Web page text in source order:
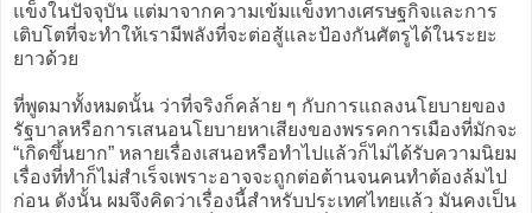
แข็งในปัจจุบัน แต่มาจากความเข้มแข็งทางเศรษฐกิจและการ
เติบโตที่จะทำให้เรามีพลังที่จะต่อสู้และป้องกันศัตรูได้ในระยะ
ยาวด้วย
ที่พูดมาทั้งหมดนั้น ว่าที่จริงก็คล้าย ๆ กับการแถลงนโยบายของ
รัฐบาลหรือการเสนอนโยบายหาเสียงของพรรคการเมืองที่มักจะ
“เกิดขึ้นยาก” หลายเรื่องเสนอหรือทำไปแล้วก็ไม่ได้รับความนิยม
เรื่องที่ทำก็ไม่สำเร็จเพราะอาจจะถูกต่อต้านจนคนทำต้องล้มไป
ก่อน ดังนั้น ผมจึงคิดว่าเรื่องนี้สำหรับประเทศไทยแล้ว มันคงเป็น